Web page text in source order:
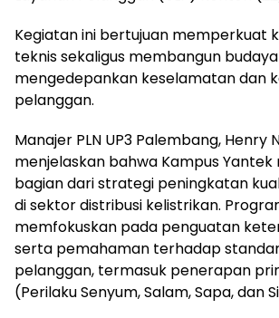
Kegiatan ini bertujuan memperkuat
teknis sekaligus membangun
mengedepankan keselamatan dan
pelanggan.
Manajer PLN UP3 Palembang, Henry
menjelaskan bahwa Kampus
bagian dari strategi peningkatan
di sektor distribusi kelistrikan.
memfokuskan pada penguatan
serta pemahaman terhadap
pelanggan, termasuk penerapan
(Perilaku Senyum, Salam, Sapa, dan